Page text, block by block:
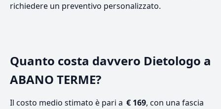
richiedere un preventivo personalizzato.
Quanto costa davvero Dietologo a
ABANO TERME?
Il costo medio stimato è pari a € 169, con una fascia